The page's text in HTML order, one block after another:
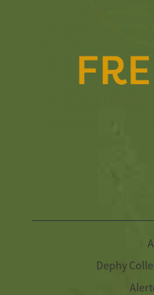
Dephy